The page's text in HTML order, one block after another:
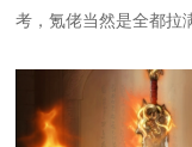
考，氪佬当然是全都拉